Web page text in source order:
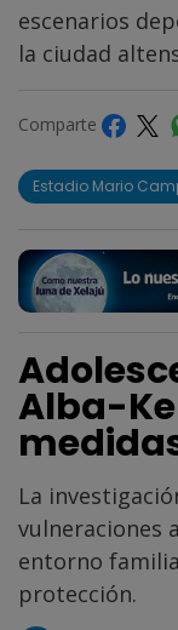
escenarios
la ciudad
Comparte
Estadio Mario
Alba-
La
vulneraciones
entorno
protección.